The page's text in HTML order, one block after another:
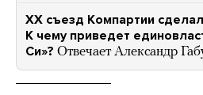
ХХ съезд Компартии
К чему приведет
Си»? Отвечает Александр